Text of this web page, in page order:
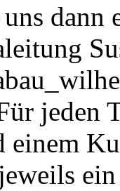
dann
jeden
einem